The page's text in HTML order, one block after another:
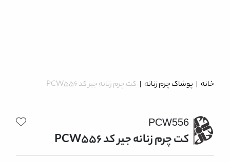
خانه | پوشاک چرم زنانه| کت چرم زنانه جیر کد PCW556
PCW556
کت چرم زنانه جیر کد PCW556